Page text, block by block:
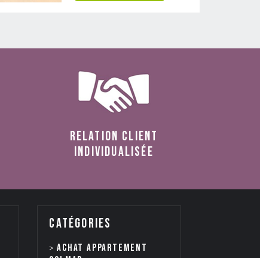
relation client
individualisée
catégories
Achat appartement